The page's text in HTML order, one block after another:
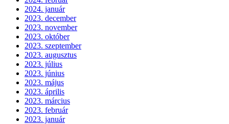
2024. január
2023. december
2023. november
2023. október
2023. szeptember
2023. augusztus
2023. július
2023. június
2023. május
2023. április
2023. március
2023. február
2023. január